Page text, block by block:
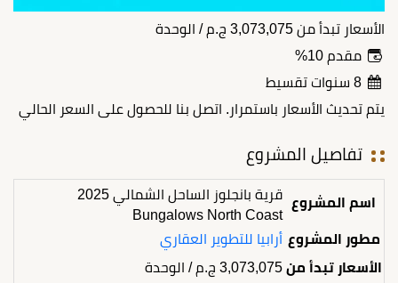
الأسعار تبدأ من 3,073,075 ج.م / الوحدة
مقدم 10%
8 سنوات تقسيط
يتم تحديث الأسعار باستمرار. اتصل بنا للحصول على السعر الحالي
تفاصيل المشروع
اسم المشروع
قرية بانجلوز الساحل الشمالي 2025
Bungalows North Coast
مطور المشروع أرابيا للتطوير العقاري
الأسعار تبدأ من 3,073,075 ج.م / الوحدة